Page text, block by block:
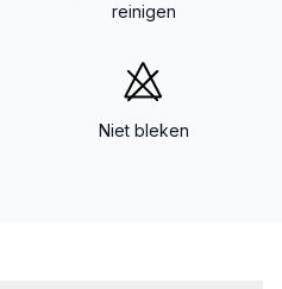
reinigen
Niet bleken